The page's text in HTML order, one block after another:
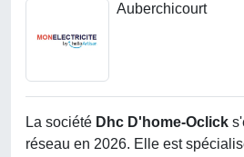
Auberchicourt
La société Dhc D'home-Oclick
réseau en 2026. Elle est